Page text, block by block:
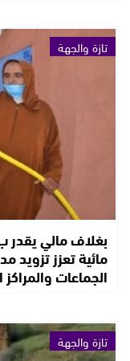
تازة والجهة
مائية تعزز
الجماعات
تازة والجهة